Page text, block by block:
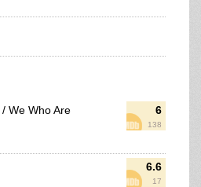
6
138
/ We Who Are
6.6
17